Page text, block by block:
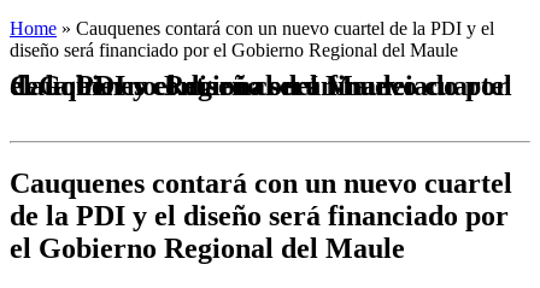
Home » Cauquenes contará con un nuevo cuartel de la PDI y el
diseño será financiado por el Gobierno Regional del Maule
Cauquenes contará con un nuevo cuartel de la PDI y el diseño será financiado por el Gobierno Regional del Maule
Cauquenes contará con un nuevo cuartel
de la PDI y el diseño será financiado por
el Gobierno Regional del Maule